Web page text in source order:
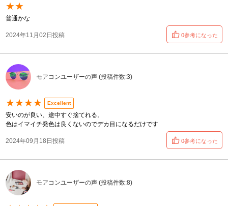
★★
普通かな
2024年11月02日投稿 0参考になった
モアコンユーザーの声 (投稿件数:3)
★★★★ Excellent
安いのが良い、途中すぐ捨てれる。
色はイマイチ発色は良くないのでデカ目になるだけです
2024年09月18日投稿 0参考になった
モアコンユーザーの声 (投稿件数:8)